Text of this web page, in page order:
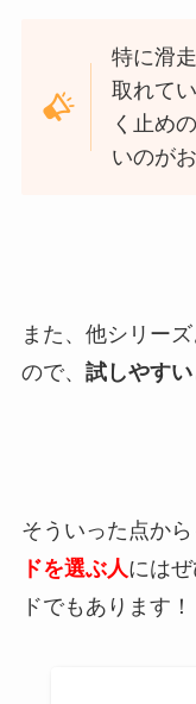
特に滑
取れて
く止め
いのが
また、他シリー
ので、 試しやす
そういった点から
ドを選ぶ人には
ドでもあります！